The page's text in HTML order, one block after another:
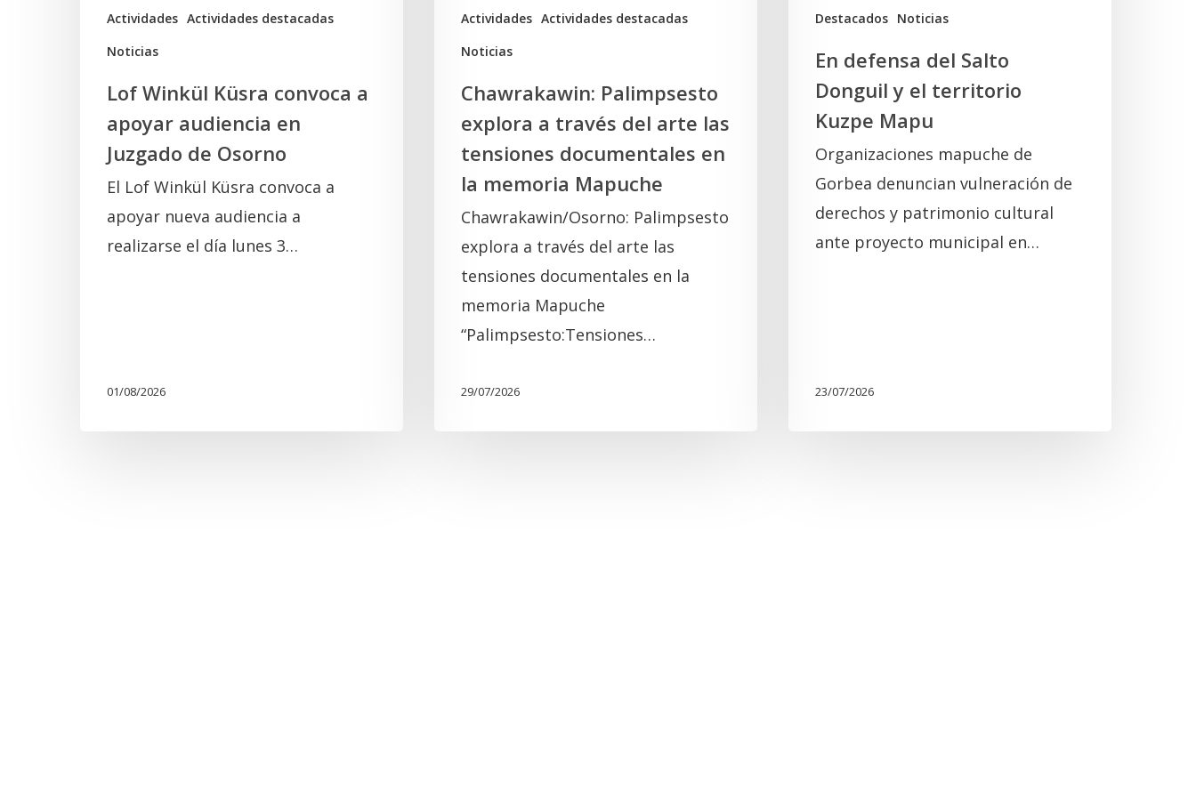
Actividades Actividades destacadas
Noticias
Juzgado
Lof Winkül Küsra convoca a
apoyar audiencia en
Juzgado de Osorno
El Lof Winkül Küsra convoca a
apoyar nueva audiencia a
realizarse el día lunes 3…
01/08/2026
Actividades Actividades destacadas
Noticias
tensiones
documentales
memoria
Mapuche
Chawrakawin: Palimpsesto
explora a través del arte las
tensiones documentales en
la memoria Mapuche
Chawrakawin/Osorno: Palimpsesto
explora a través del arte las
tensiones documentales en la
memoria Mapuche
“Palimpsesto:Tensiones…
29/07/2026
Destacados Noticias
Kuzpe
En defensa del Salto
Donguil y el territorio
Kuzpe Mapu
Organizaciones mapuche de
Gorbea denuncian vulneración de
derechos y patrimonio cultural
ante proyecto municipal en…
23/07/2026